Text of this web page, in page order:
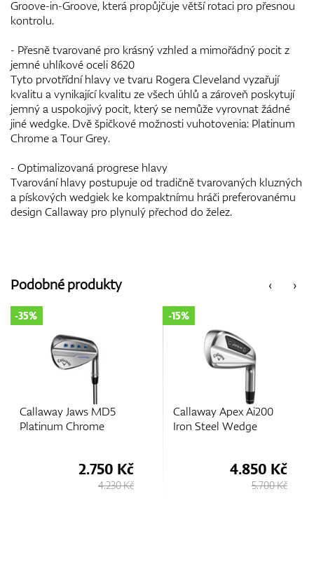
Groove-in-Groove, která propůjčuje větší rotaci pro přesnou
kontrolu.
- Přesně tvarované pro krásný vzhled a mimořádný pocit z
jemné uhlíkové oceli 8620
Tyto prvotřídní hlavy ve tvaru Rogera Cleveland vyzařují
kvalitu a vynikající kvalitu ze všech úhlů a zároveň poskytují
jemný a uspokojivý pocit, který se nemůže vyrovnat žádné
jiné wedgke. Dvě špičkové možnosti vuhotovenia: Platinum
Chrome a Tour Grey.
- Optimalizovaná progrese hlavy
Tvarování hlavy postupuje od tradičně tvarovaných kluzných
a pískových wedgiek ke kompaktnímu hráči preferovanému
design Callaway pro plynulý přechod do želez.
‹
Podobné produkty ›
Callaway Jaws MD5
Platinum Chrome
-35%
2.750 Kč
4.230 Kč
Callaway Apex Ai200
Iron Steel Wedge
-15%
4.850 Kč
5.700 Kč